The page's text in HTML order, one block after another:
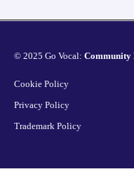
© 2025 Go Vocal: Community
Cookie Policy
Privacy Policy
Trademark Policy